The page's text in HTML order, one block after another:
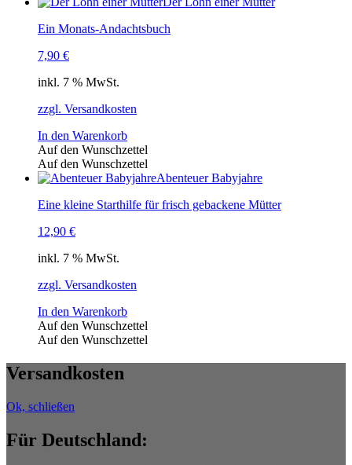
Ein Monats-Andachtsbuch
7,90 €
inkl. 7 % MwSt.
zzgl. Versandkosten
In den Warenkorb
Auf den Wunschzettel
Auf den Wunschzettel
Abenteuer Babyjahre
Eine kleine Starthilfe für frisch gebackene Mütter
12,90 €
inkl. 7 % MwSt.
zzgl. Versandkosten
In den Warenkorb
Auf den Wunschzettel
Auf den Wunschzettel
Versandkosten
Ok, schließen
Für Deutschland: